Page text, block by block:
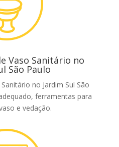
Vaso Sanitário no
São Paulo
no Jardim Sul São
ferramentas para
e vedação.